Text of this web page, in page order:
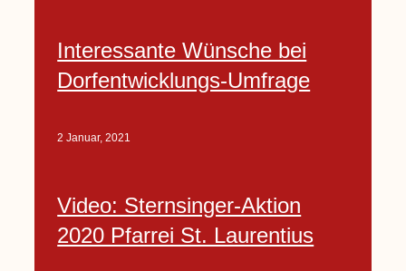
Interessante Wünsche bei
Dorfentwicklungs-Umfrage
2 Januar, 2021
Video: Sternsinger-Aktion
2020 Pfarrei St. Laurentius